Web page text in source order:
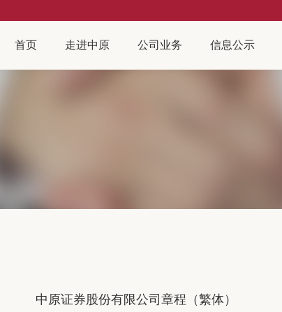
首页 走进中原 公司业务 信息公示
中原证券股份有限公司章程（繁体）